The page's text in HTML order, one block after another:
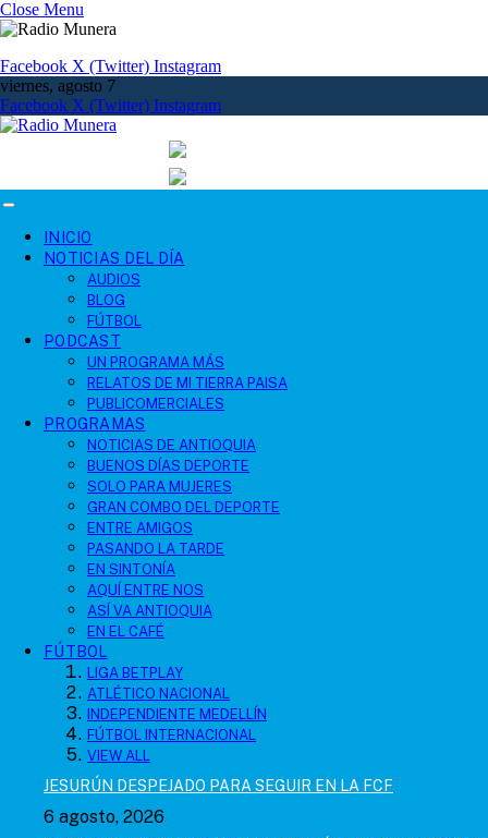
Close Menu
Facebook X (Twitter) Instagram
viernes, agosto 7
Facebook X (Twitter) Instagram
INICIO
NOTICIAS DEL DÍA
AUDIOS
BLOG
FÚTBOL
PODCAST
UN PROGRAMA MÁS
RELATOS DE MI TIERRA PAISA
PUBLICOMERCIALES
PROGRAMAS
NOTICIAS DE ANTIOQUIA
BUENOS DÍAS DEPORTE
SOLO PARA MUJERES
GRAN COMBO DEL DEPORTE
ENTRE AMIGOS
PASANDO LA TARDE
EN SINTONÍA
AQUÍ ENTRE NOS
ASÍ VA ANTIOQUIA
EN EL CAFÉ
FÚTBOL
LIGA BETPLAY
ATLÉTICO NACIONAL
INDEPENDIENTE MEDELLÍN
FÚTBOL INTERNACIONAL
VIEW ALL
JESURÚN DESPEJADO PARA SEGUIR EN LA FCF
6 agosto, 2026